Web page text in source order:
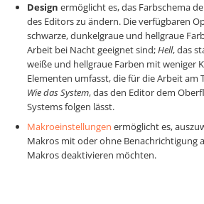
Design ermöglicht es, das Farbschema
des Editors zu ändern. Die verfügbaren
schwarze, dunkelgraue und hellgraue
Arbeit bei Nacht geeignet sind;Hell, das
weiße und hellgraue Farben mit weniger
Elementen umfasst, die für die Arbeit am
Wie das System, das den Editor dem
Systems folgen lässt.
Makroeinstellungen ermöglicht es,
Makros mit oder ohne Benachrichtigung
Makros deaktivieren möchten.